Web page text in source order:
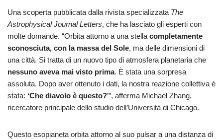
Una scoperta pubblicata dalla rivista specializzata The
Astrophysical Journal Letters, che ha lasciato gli esperti con
molte domande. “Orbita attorno a una stella completamente
sconosciuta, con la massa del Sole, ma delle dimensioni di
una città. Si tratta di un nuovo tipo di atmosfera planetaria che
nessuno aveva mai visto prima. È stata una sorpresa
assoluta. Dopo aver ottenuto i dati, la nostra reazione collettiva è
stata: ‘Che diavolo è questo?’”, afferma Michael Zhang,
ricercatore principale dello studio dell’Università di Chicago.
Questo esopianeta orbita attorno al suo pulsar a una distanza di